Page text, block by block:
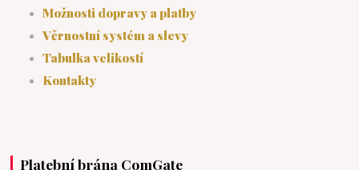
Možnosti dopravy a platby
Věrnostní systém a slevy
Tabulka velikostí
Kontakty
Platební brána ComGate